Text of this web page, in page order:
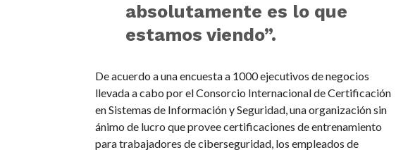
absolutamente es lo que
estamos viendo”.
De acuerdo a una encuesta a 1000 ejecutivos de negocios
llevada a cabo por el Consorcio Internacional de Certificación
en Sistemas de Información y Seguridad, una organización sin
ánimo de lucro que provee certificaciones de entrenamiento
para trabajadores de ciberseguridad, los empleados de